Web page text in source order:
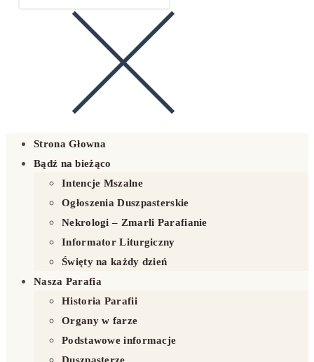
Strona Głowna
Bądź na bieżąco
Intencje Mszalne
Ogłoszenia Duszpasterskie
Nekrologi – Zmarli Parafianie
Informator Liturgiczny
Święty na każdy dzień
Nasza Parafia
Historia Parafii
Organy w farze
Podstawowe informacje